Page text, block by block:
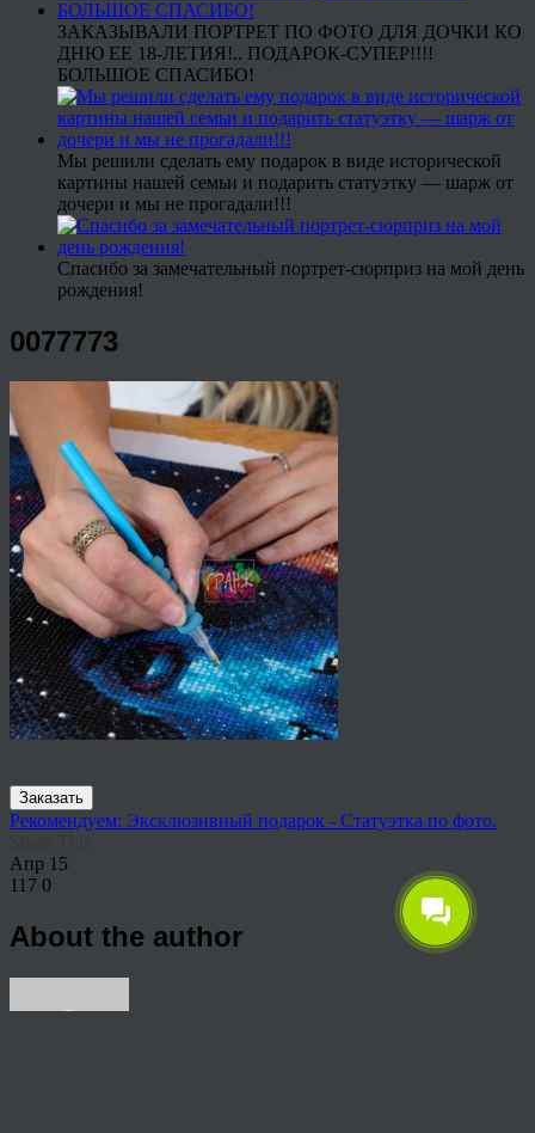
ЗАКАЗЫВАЛИ ПОРТРЕТ ПО ФОТО ДЛЯ ДОЧКИ КО
ДНЮ ЕЕ 18-ЛЕТИЯ!.. ПОДАРОК-СУПЕР!!!!
БОЛЬШОЕ СПАСИБО!
Мы решили сделать ему подарок в виде исторической
картины нашей семьи и подарить статуэтку — шарж от
дочери и мы не прогадали!!!
Спасибо за замечательный портрет-сюрприз на мой день
рождения!
0077773
Заказать
Рекомендуем: Эксклюзивный подарок - Статуэтка по фото.
Апр 15
117 0
About the author